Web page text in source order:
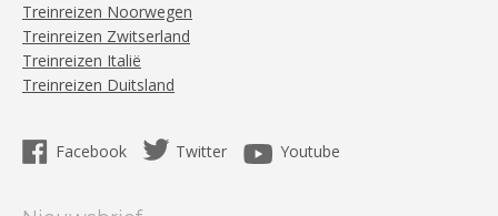
Treinreizen Noorwegen
Treinreizen Zwitserland
Treinreizen Italië
Treinreizen Duitsland
Facebook Twitter Youtube